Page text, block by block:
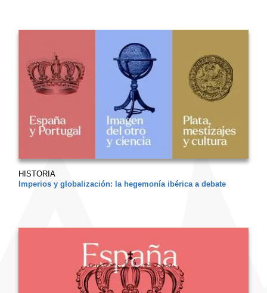
HISTORIA
Imperios y globalización: la hegemonía ibérica a debate